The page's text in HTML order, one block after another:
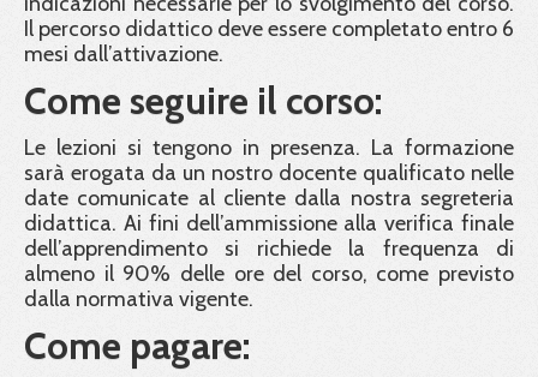
Il percorso didattico deve essere completato entro 6
mesi dall’attivazione.
Come seguire il corso:
Le lezioni si tengono in presenza. La formazione
sarà erogata da un nostro docente qualificato nelle
date comunicate al cliente dalla nostra segreteria
didattica. Ai fini dell’ammissione alla verifica finale
dell’apprendimento si richiede la frequenza di
almeno il 90% delle ore del corso, come previsto
dalla normativa vigente.
Come pagare: